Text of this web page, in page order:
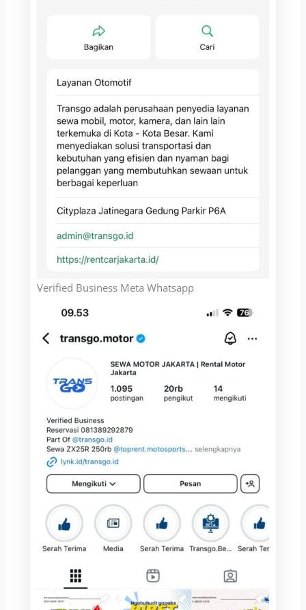
Verified Business Meta Whatsapp